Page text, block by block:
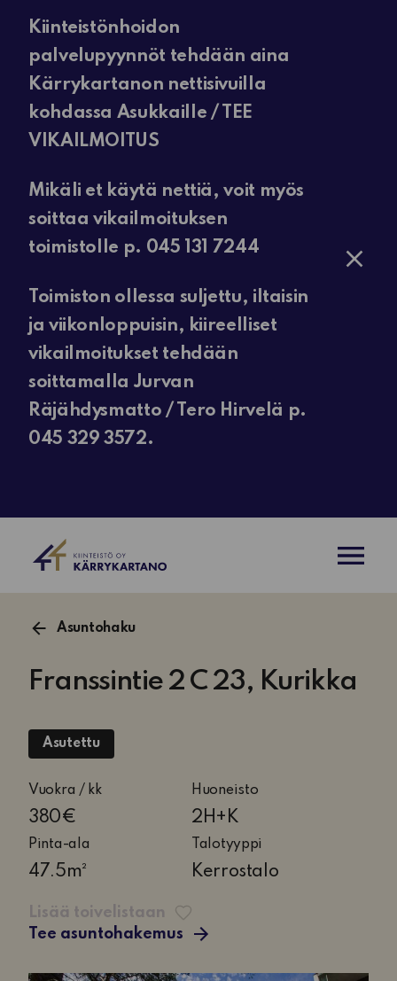
Kiinteistönhoidon
palvelupyynnöt tehdään aina
Kärrykartanon nettisivuilla
kohdassa Asukkaille / TEE
VIKAILMOITUS
Mikäli et käytä nettiä, voit myös
soittaa vikailmoituksen
toimistolle p. 045 131 7244
Toimiston ollessa suljettu, iltaisin
ja viikonloppuisin, kiireelliset
vikailmoitukset tehdään
soittamalla Jurvan
Räjähdysmatto / Tero Hirvelä p.
045 329 3572.
Asuntohaku
Franssintie 2 C 23, Kurikka
Asutettu
Vuokra / kk
380€
Huoneisto
2H+K
2
huonetta
keittiö
Pinta-ala
47.5m²
Talotyyppi
Kerrostalo
Lisää toivelistaan
Tee asuntohakemus